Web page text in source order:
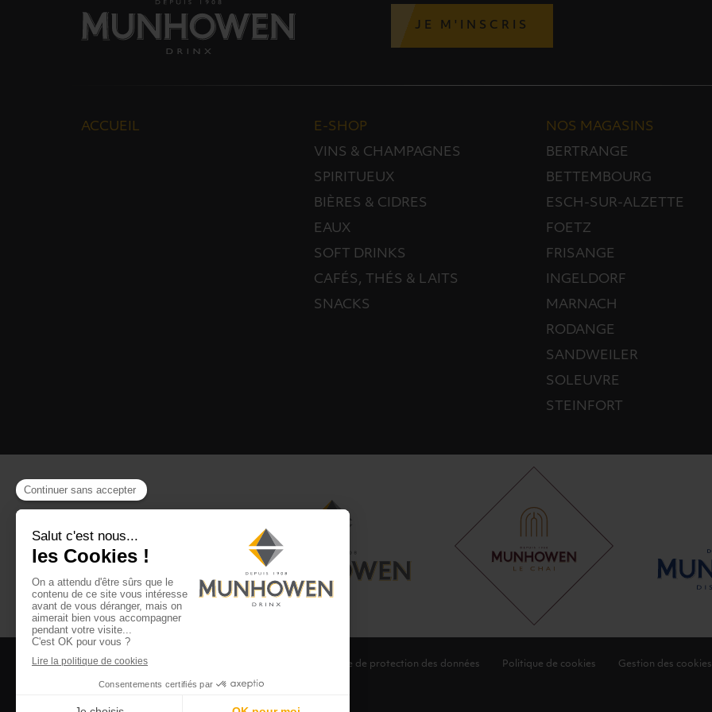
JE M'INSCRIS
ACCUEIL
E-SHOP
VINS & CHAMPAGNES
SPIRITUEUX
BIÈRES & CIDRES
EAUX
SOFT DRINKS
CAFÉS, THÉS & LAITS
SNACKS
NOS MAGASINS
BERTRANGE
BETTEMBOURG
ESCH-SUR-ALZETTE
FOETZ
FRISANGE
INGELDORF
MARNACH
RODANGE
SANDWEILER
SOLEUVRE
STEINFORT
CGV CGU Club Drinx Politique de protection des données Politique de cookies Gestion des cookies
©2026 Munhowen Drinx / Tous droits réservés